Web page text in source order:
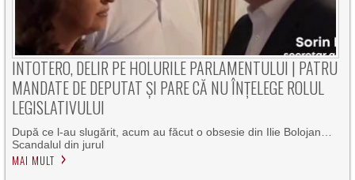
INTOTERO, DELIR PE HOLURILE PARLAMENTULUI | PATRU
MANDATE DE DEPUTAT ȘI PARE CĂ NU ÎNȚELEGE ROLUL
LEGISLATIVULUI
După ce l-au slugărit, acum au făcut o obsesie din Ilie Bolojan…
Scandalul din jurul
MAI MULT